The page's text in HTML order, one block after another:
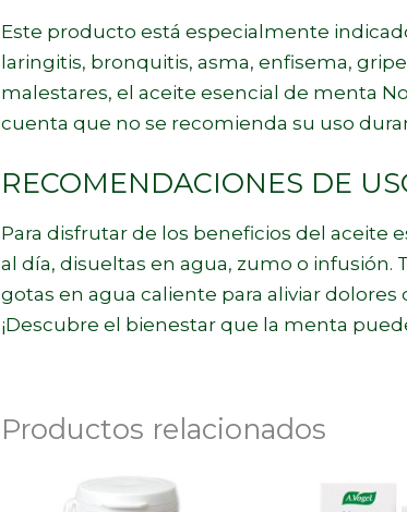
Este producto está especialmente
laringitis, bronquitis, asma, enfisema,
malestares, el aceite esencial de menta
cuenta que no se recomienda su uso
RECOMENDACIONES DE
Para disfrutar de los beneficios del aceite
al día, disueltas en agua, zumo o
gotas en agua caliente para aliviar
¡Descubre el bienestar que la menta
Productos relacionados